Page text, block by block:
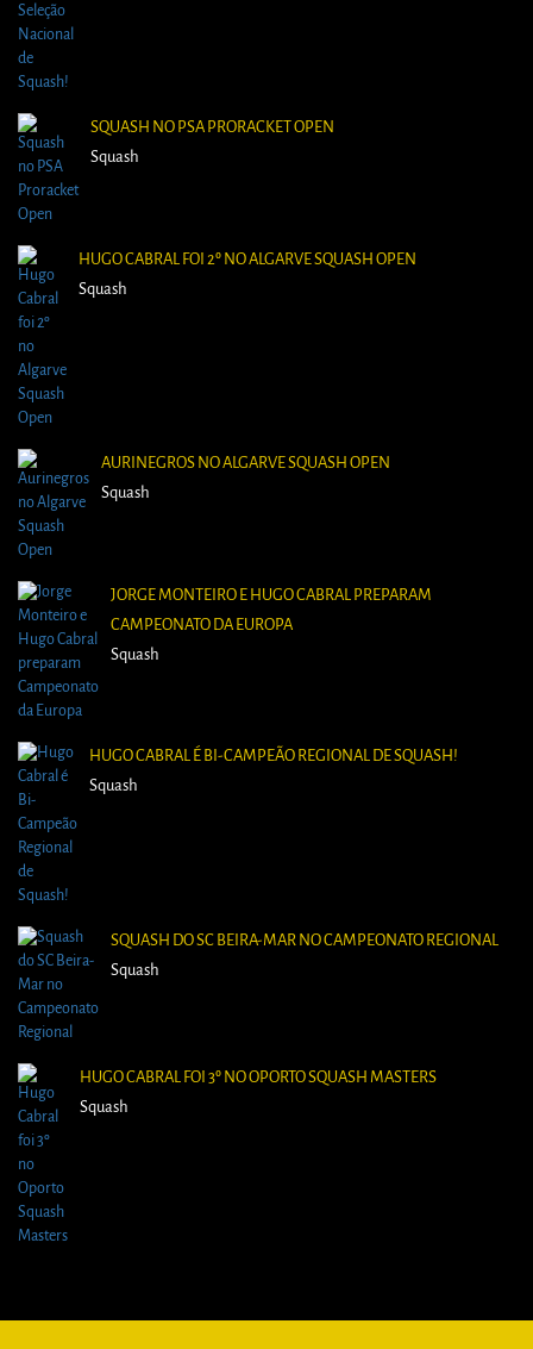
SQUASH NO PSA PRORACKET OPEN
Squash
HUGO CABRAL FOI 2º NO ALGARVE SQUASH OPEN
Squash
AURINEGROS NO ALGARVE SQUASH OPEN
Squash
JORGE MONTEIRO E HUGO CABRAL PREPARAM
CAMPEONATO DA EUROPA
Squash
HUGO CABRAL É BI-CAMPEÃO REGIONAL DE SQUASH!
Squash
SQUASH DO SC BEIRA-MAR NO CAMPEONATO REGIONAL
Squash
HUGO CABRAL FOI 3º NO OPORTO SQUASH MASTERS
Squash